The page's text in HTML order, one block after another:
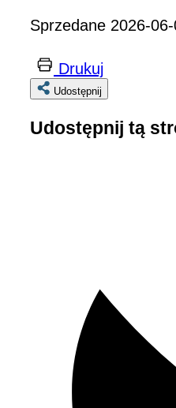
Sprzedane 2026-
Drukuj
Udostępnij
Udostępnij tą